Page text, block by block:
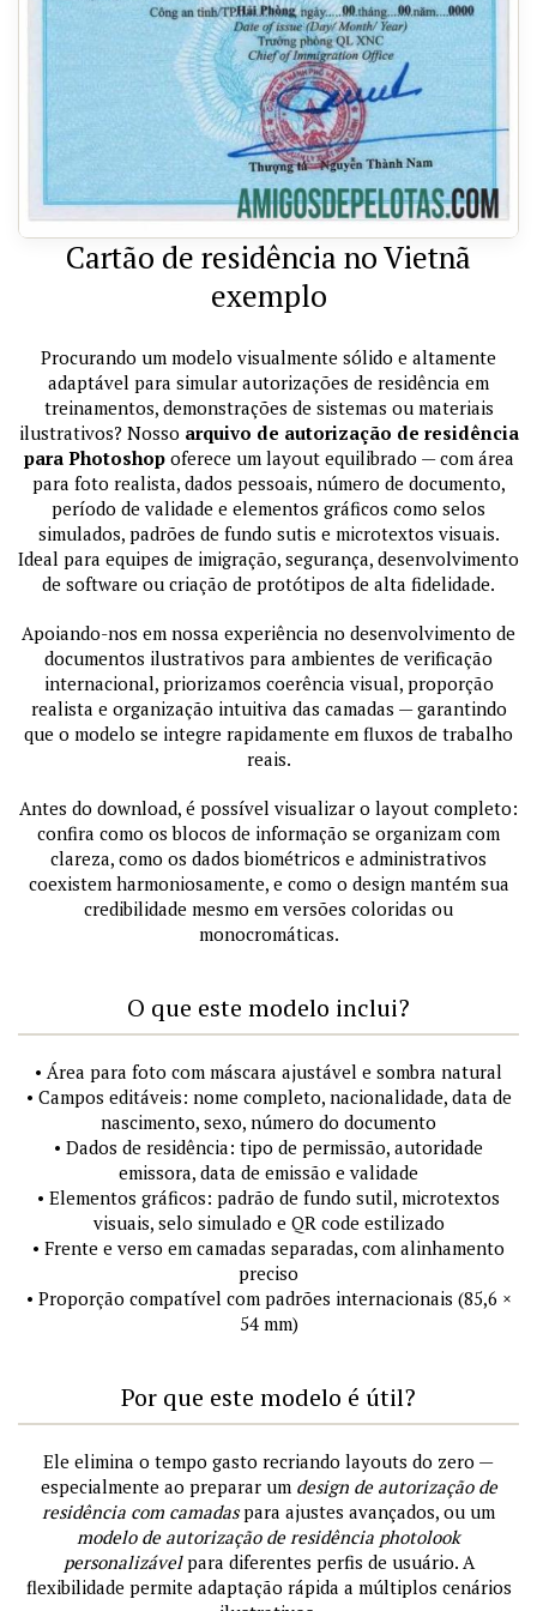
Cartão de residência no Vietnã
exemplo
Procurando um modelo visualmente sólido e altamente
adaptável para simular autorizações de residência em
treinamentos, demonstrações de sistemas ou materiais
ilustrativos? Nosso arquivo de autorização de residência
para Photoshopoferece um layout equilibrado — com área
para foto realista, dados pessoais, número de documento,
período de validade e elementos gráficos como selos
simulados, padrões de fundo sutis e microtextos visuais.
Ideal para equipes de imigração, segurança, desenvolvimento
de software ou criação de protótipos de alta fidelidade.
Apoiando-nos em nossa experiência no desenvolvimento de
documentos ilustrativos para ambientes de verificação
internacional, priorizamos coerência visual, proporção
realista e organização intuitiva das camadas — garantindo
que o modelo se integre rapidamente em fluxos de trabalho
reais.
Antes do download, é possível visualizar o layout completo:
confira como os blocos de informação se organizam com
clareza, como os dados biométricos e administrativos
coexistem harmoniosamente, e como o design mantém sua
credibilidade mesmo em versões coloridas ou
monocromáticas.
O que este modelo inclui?
• Área para foto com máscara ajustável e sombra natural
• Campos editáveis: nome completo, nacionalidade, data de
nascimento, sexo, número do documento
• Dados de residência: tipo de permissão, autoridade
emissora, data de emissão e validade
• Elementos gráficos: padrão de fundo sutil, microtextos
visuais, selo simulado e QR code estilizado
• Frente e verso em camadas separadas, com alinhamento
preciso
• Proporção compatível com padrões internacionais (85,6 ×
54 mm)
Por que este modelo é útil?
Ele elimina o tempo gasto recriando layouts do zero —
especialmente ao preparar um design de autorização de
residência com camadaspara ajustes avançados, ou um
modelo de autorização de residência photolook
personalizávelpara diferentes perfis de usuário. A
flexibilidade permite adaptação rápida a múltiplos cenários